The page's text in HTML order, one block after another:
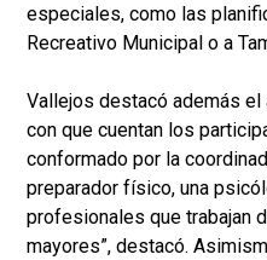
especiales, como las
Recreativo Municipal o a
Vallejos destacó además el
con que cuentan los
conformado por la
preparador físico, una
profesionales que trabajan
mayores”, destacó.